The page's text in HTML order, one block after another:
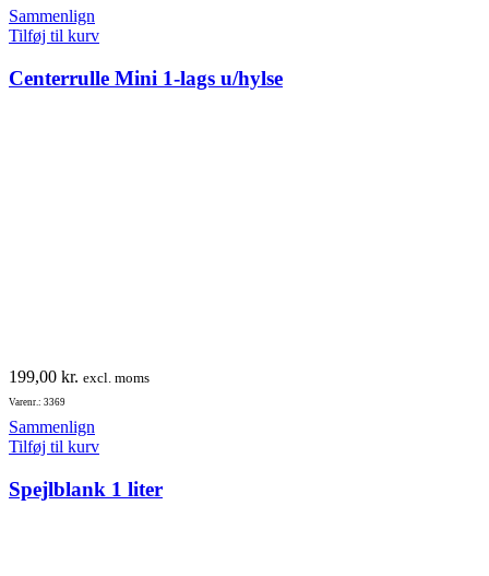
Sammenlign
Tilføj til kurv
Centerrulle Mini 1-lags u/hylse
199,00 kr. excl. moms
Varenr.: 3369
Sammenlign
Tilføj til kurv
Spejlblank 1 liter